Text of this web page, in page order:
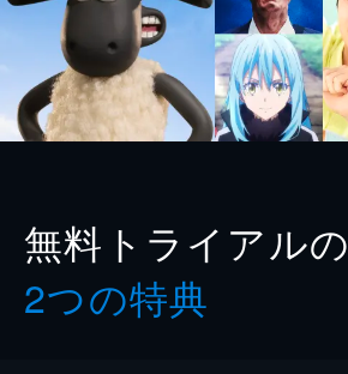
無料トライアルの
2つの特典